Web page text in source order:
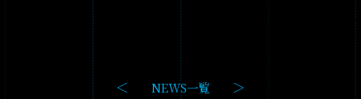
ANIMATION
- ブラック★★ロックシューター DAWN FALL
- TV ANIMATION BLACK☆ROCK SHOOTER
NEWS一覧